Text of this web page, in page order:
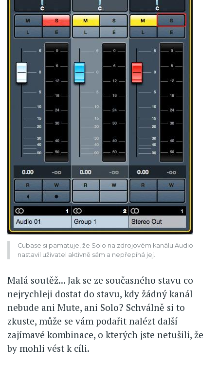
Cubase si pamatuje, že Solo na zdrojovém kanálu Audio
nastavil uživatel aktivně sám a nepřepíná jej.
Malá soutěž... Jak se ze současného stavu co
nejrychleji dostat do stavu, kdy žádný kanál
nebude ani Mute, ani Solo? Schválně si to
zkuste, může se vám podařit nalézt další
zajímavé kombinace, o kterých jste netušili, že
by mohli vést k cíli.